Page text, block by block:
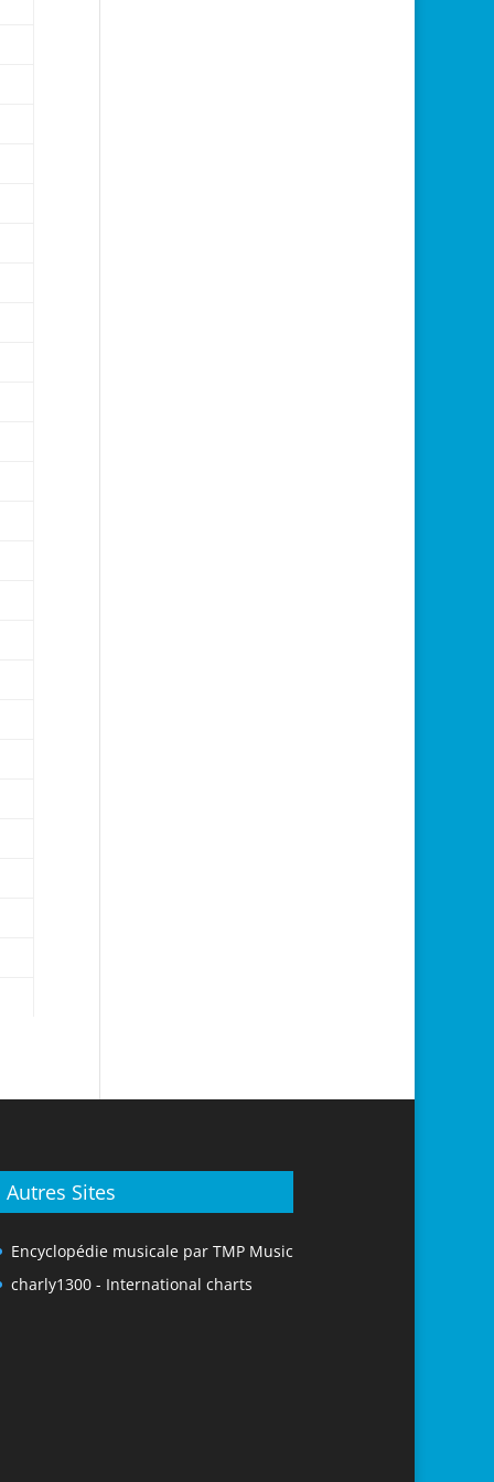
Autres Sites
Encyclopédie musicale par TMP Music
charly1300 - International charts